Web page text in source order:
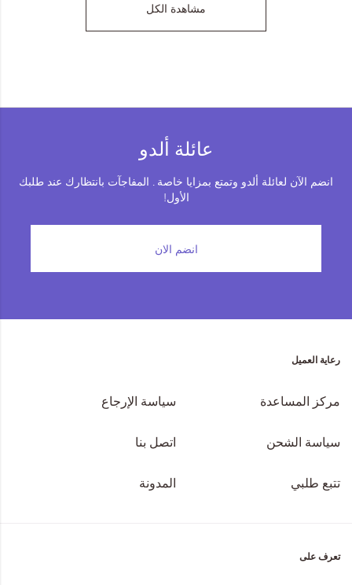
مشاهدة الكل
عائلة ألدو
انضم الآن لعائلة ألدو وتمتع بمزايا خاصة . المفاجآت بانتظارك عند طلبك
الأول!
انضم الان
رعاية العميل
مركز المساعدة سياسة الإرجاع
سياسة الشحن اتصل بنا
تتبع طلبي المدونة
تعرف على